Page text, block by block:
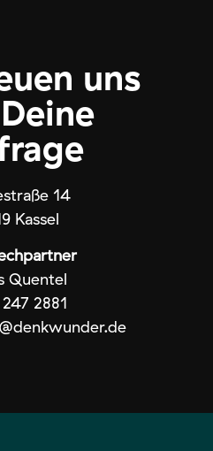
uns
14
Kassel
Quentel
2881